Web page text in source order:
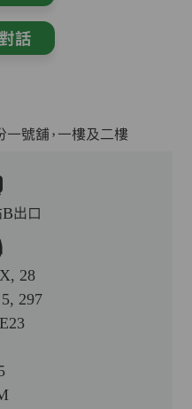
話
號舖，一樓及二樓
出口
28
297